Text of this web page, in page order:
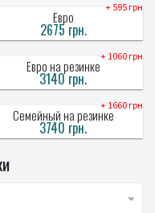
+ 595 грн
Евро
2675 грн.
+ 1060 грн
Евро на резинке
3140 грн.
+ 1660 грн
Семейный на резинке
3740 грн.